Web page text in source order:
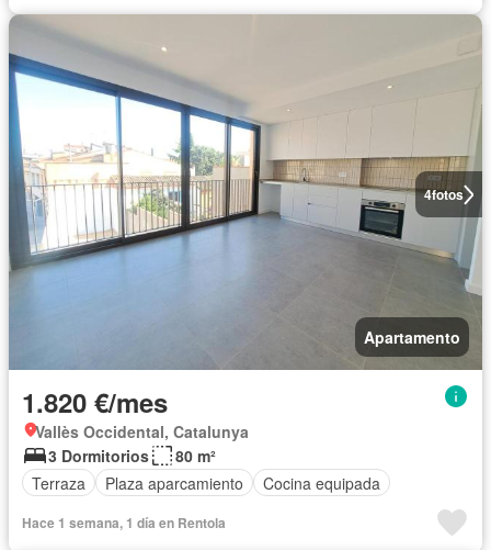
4fotos
Apartamento
1.820 €/mes
Vallès Occidental, Catalunya
3 Dormitorios
80 m²
Terraza
Plaza aparcamiento Cocina equipada
Hace 1 semana, 1 día en Rentola